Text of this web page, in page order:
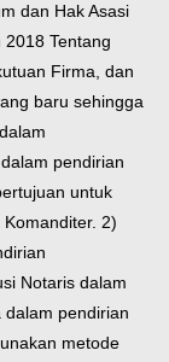
dan Hak Asasi
Tentang
Firma, dan
baru sehingga
pendirian
untuk
2)
Notaris dalam
pendirian
metode